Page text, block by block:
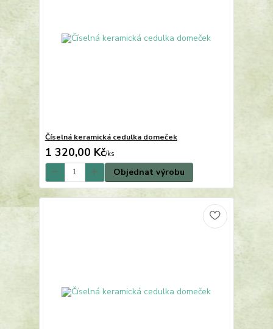
Číselná keramická cedulka domeček
1 320,00 Kč/ks
Objednat výrobu